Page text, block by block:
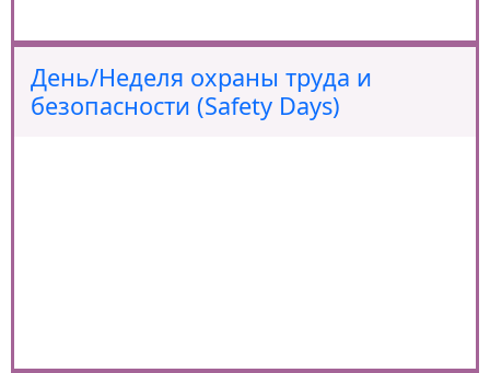
День/Неделя охраны труда и
безопасности (Safety Days)